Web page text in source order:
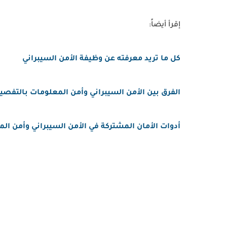
إقرأ أيضاً:
كل ما تريد معرفته عن وظيفة الأمن السيبراني
الفرق بين الأمن السيبراني وأمن المعلومات
أدوات الأمان المشتركة في الأمن السيبراني وأمن